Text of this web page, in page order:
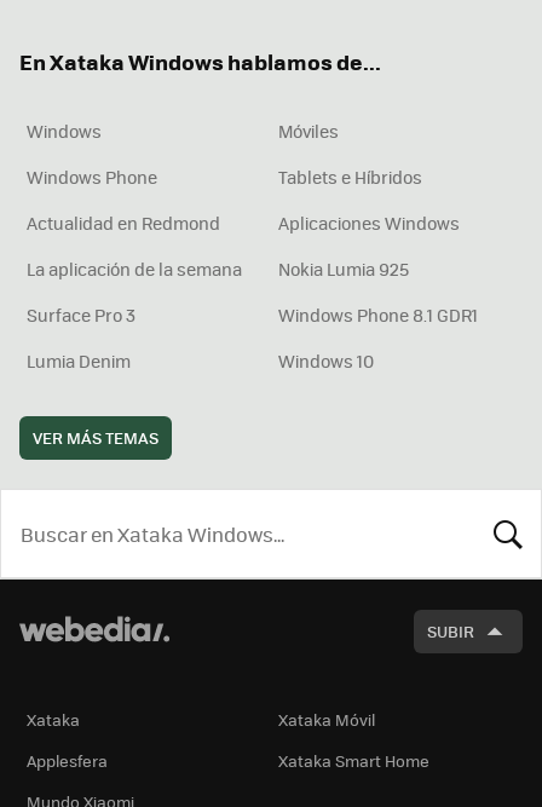
En Xataka Windows hablamos de...
Windows
Móviles
Windows Phone
Tablets e Híbridos
Actualidad en Redmond
Aplicaciones Windows
La aplicación de la semana
Nokia Lumia 925
Surface Pro 3
Windows Phone 8.1 GDR1
Lumia Denim
Windows 10
VER MÁS TEMAS
SUBIR
Xataka
Xataka Móvil
Applesfera
Xataka Smart Home
Mundo Xiaomi